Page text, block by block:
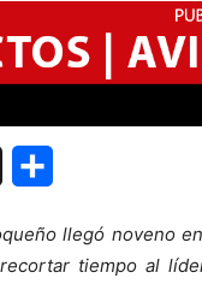
llegó noveno
tiempo al